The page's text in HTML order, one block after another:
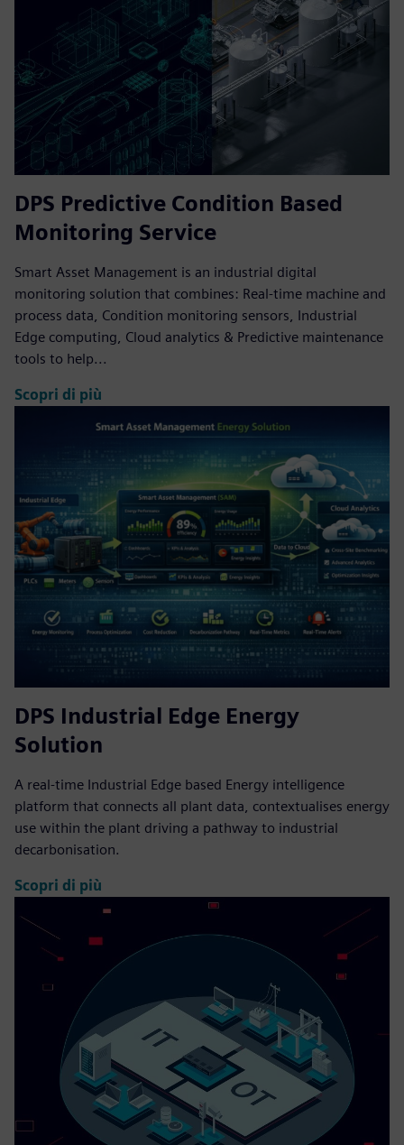
DPS Predictive Condition Based
Monitoring Service
Smart Asset Management is an industrial digital
monitoring solution that combines: Real-time machine and
process data, Condition monitoring sensors, Industrial
Edge computing, Cloud analytics & Predictive maintenance
tools to help...
Scopri di più
DPS Industrial Edge Energy
Solution
A real-time Industrial Edge based Energy intelligence
platform that connects all plant data, contextualises energy
use within the plant driving a pathway to industrial
decarbonisation.
Scopri di più